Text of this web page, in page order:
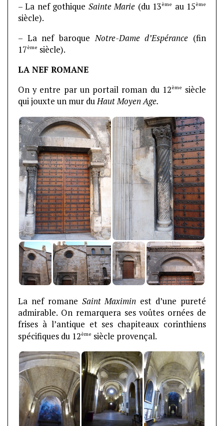
– La nef gothique Sainte Marie (du 13ème au 15ème
siècle).
– La nef baroqueNotre-Dame d’Espérance (fin
17ème siècle).
LA NEF ROMANE
On y entre par un portail roman du 12ème siècle
qui jouxte un mur duHaut Moyen Age.
La nef romane Saint Maximin est d’une pureté
admirable. On remarquera ses voûtes ornées de
frises à l’antique et ses chapiteaux corinthiens
spécifiques du 12ème siècle provençal.